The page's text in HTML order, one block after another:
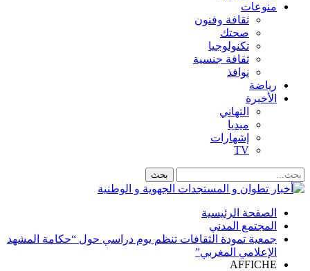
منوعات
ثقافة وفنون
صحتك
تكنولوجيا
ثقافة جنسية
نوافذ
رياضة
الأخيرة
التهاني
ميديا
إشهارات
TV
الصفحة الرئيسية
المجتمع المدني
جمعية تمودة الثقافات تنظم يوم دراسي حول “حكامة المشهد
الإعلامي المغربي”
AFFICHE